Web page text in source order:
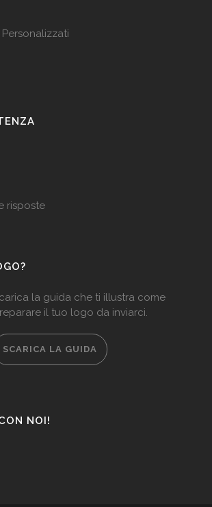
risposte
la guida che ti illustra come
il tuo logo da inviarci.
SCARICA LA GUIDA
NOI!